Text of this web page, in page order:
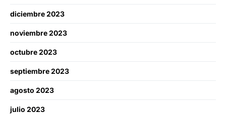
diciembre 2023
noviembre 2023
octubre 2023
septiembre 2023
agosto 2023
julio 2023